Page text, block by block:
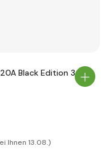
Black Edition 3-4S
Ihnen 13.08.)